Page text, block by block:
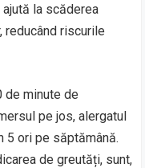
la scăderea
riscurile
de minute de
pe jos, alergatul
5 ori pe săptămână.
de greutăți, sunt,